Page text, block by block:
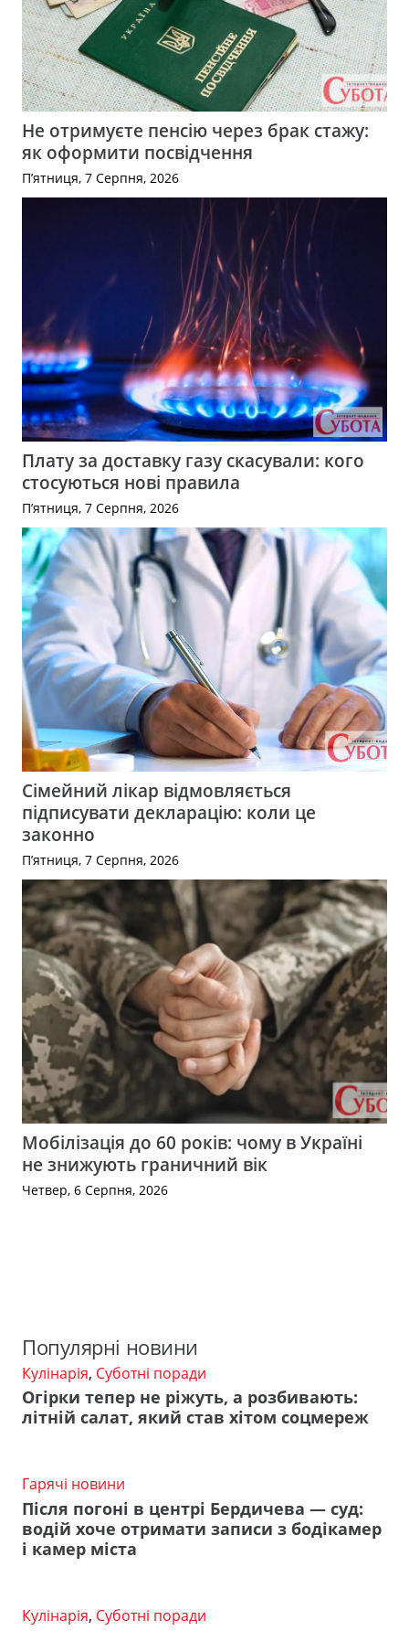
Не отримуєте пенсію через брак стажу:
як оформити посвідчення
П’ятниця, 7 Серпня, 2026
Плату за доставку газу скасували: кого
стосуються нові правила
П’ятниця, 7 Серпня, 2026
Сімейний лікар відмовляється
підписувати декларацію: коли це
законно
П’ятниця, 7 Серпня, 2026
Мобілізація до 60 років: чому в Україні
не знижують граничний вік
Четвер, 6 Серпня, 2026
Популярні новини
Кулінарія, Суботні поради
Огірки тепер не ріжуть, а розбивають:
літній салат, який став хітом соцмереж
Гарячі новини
Після погоні в центрі Бердичева — суд:
водій хоче отримати записи з бодікамер
і камер міста
Кулінарія, Суботні поради